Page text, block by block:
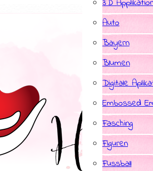
3D
Auto
Bayern
Blumen
Digitale
Embossed
Fasching
Figuren
Fussball